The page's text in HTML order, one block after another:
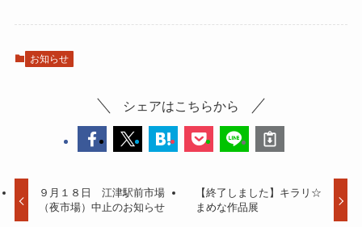
お知らせ
シェアはこちらから
９月１８日 江津駅前市場
（夜市場）中止のお知らせ
【終了しました】キラリ☆
まめな作品展